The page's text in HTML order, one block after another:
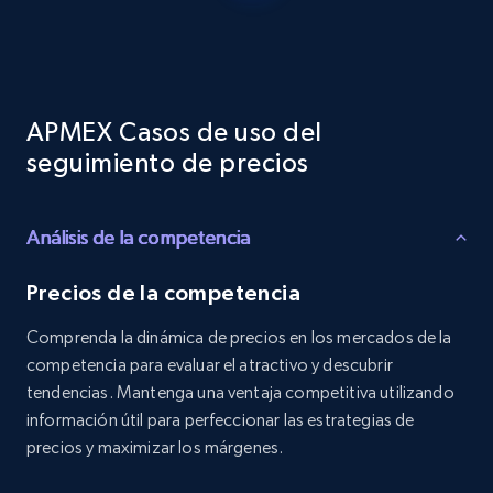
URL, Product id, Listing inventory id, Title, Rating,
price, and more.
1.9K+ 323+ Comenzar ahora
Amazon products search
APMEX Casos de uso del
seguimiento de precios
Análisis de la competencia
Precios de la competencia
Comprenda la dinámica de precios en los mercados de la
competencia para evaluar el atractivo y descubrir
tendencias. Mantenga una ventaja competitiva utilizando
información útil para perfeccionar las estrategias de
precios y maximizar los márgenes.